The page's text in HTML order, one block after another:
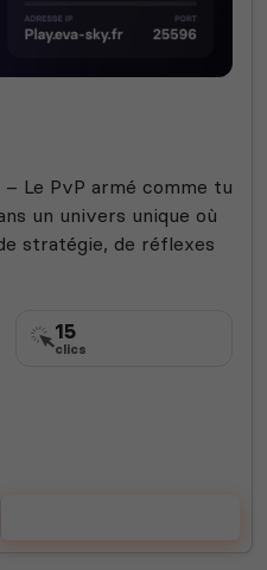
Le PvP armé comme tu
un univers unique où
stratégie, de réflexes
15
clics